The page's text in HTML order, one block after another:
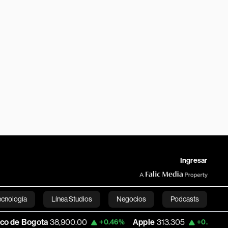
Ingresar
Línea Studios Negocios Podcasts
English
38,900.00 +0.46% Apple 313.305 +0.25% USD COP